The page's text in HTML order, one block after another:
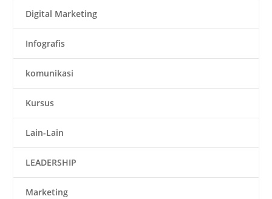
Digital Marketing
Infografis
komunikasi
Kursus
Lain-Lain
LEADERSHIP
Marketing